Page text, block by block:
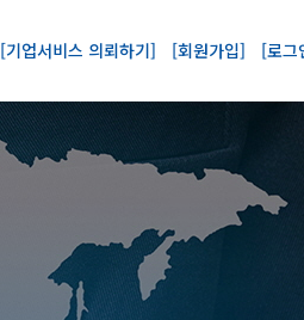
[기업서비스 의뢰하기] [회원가입] [로그
회원가입 로그인